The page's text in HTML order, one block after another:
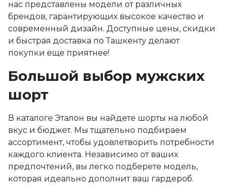
нас представлены модели от различных
брендов, гарантирующих высокое качество и
современный дизайн. Доступные цены, скидки
и быстрая доставка по Ташкенту делают
покупки еще приятнее!
Большой выбор мужских
шорт
В каталоге Эталон вы найдете шорты на любой
вкус и бюджет. Мы тщательно подбираем
ассортимент, чтобы удовлетворить потребности
каждого клиента. Независимо от ваших
предпочтений, вы легко подберете модель,
которая идеально дополнит ваш гардероб.